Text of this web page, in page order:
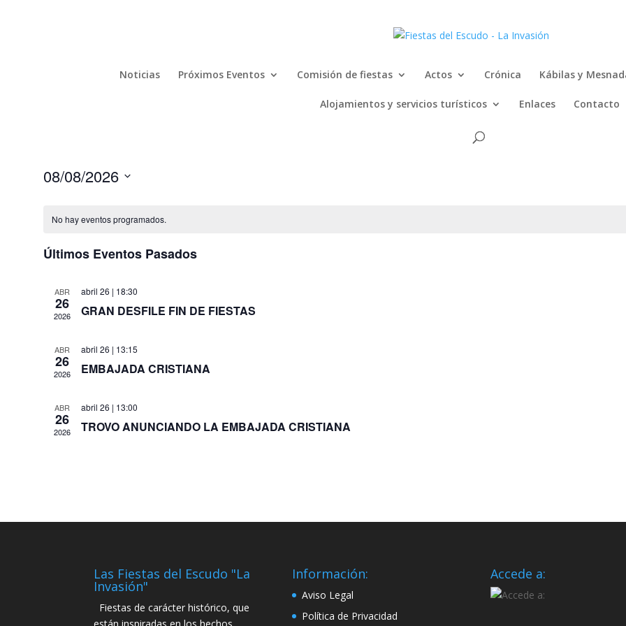
Noticias Próximos Eventos Comisión de fiestas Actos Crónica Kábilas y
Alojamientos y servicios turísticos Enlaces Contacto
08/08/2026
No hay eventos programados.
Últimos Eventos Pasados
ABR
26
2026
abril 26 | 18:30
GRAN DESFILE FIN DE FIESTAS
ABR
26
2026
abril 26 | 13:15
EMBAJADA CRISTIANA
ABR
26
2026
abril 26 | 13:00
TROVO ANUNCIANDO LA EMBAJADA CRISTIANA
Las Fiestas del Escudo "La
Invasión"
Fiestas de carácter histórico, que
están inspiradas en los hechos
Información:
Aviso Legal
Política de Privacidad
Accede a: